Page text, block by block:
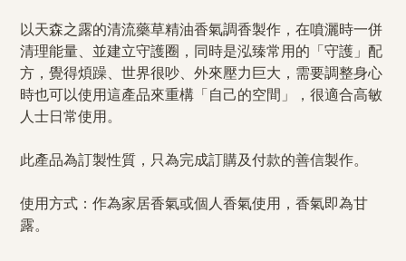
以天森之露的清流藥草精油香氣調香製作，在噴灑時一併
清理能量、並建立守護圈，同時是泓臻常用的「守護」配
方，覺得煩躁、世界很吵、外來壓力巨大，需要調整身心
時也可以使用這產品來重構「自己的空間」，很適合高敏
人士日常使用。
此產品為訂製性質，只為完成訂購及付款的善信製作。
使用方式：作為家居香氣或個人香氣使用，香氣即為甘
露。